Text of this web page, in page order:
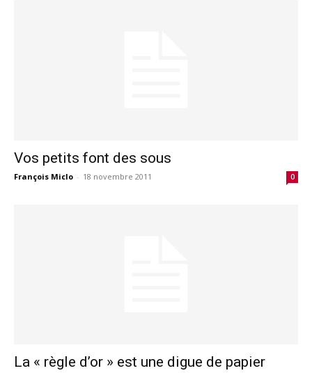
Vos petits font des sous
François Miclo - 18 novembre 2011 0
La « règle d’or » est une digue de papier